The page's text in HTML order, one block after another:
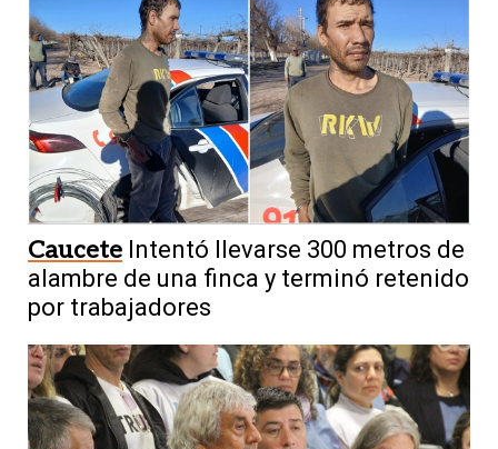
Caucete Intentó llevarse 300 metros de
alambre de una finca y terminó retenido
por trabajadores